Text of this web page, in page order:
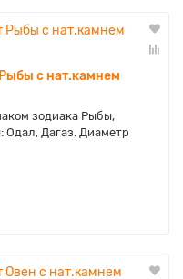
с нат.камнем
зодиака Рыбы,
Одал, Дагаз. Диаметр